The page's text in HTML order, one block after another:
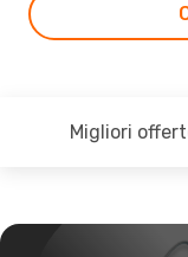
Migliori